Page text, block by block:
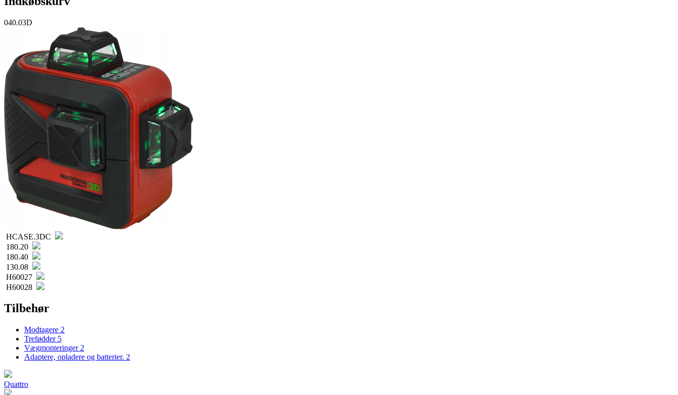
040.03D
HCASE.3DC
180.20
180.40
130.08
H60027
H60028
Tilbehør
Modtagere 2
Trefødder 5
Vægmonteringer 2
Adaptere, opladere og batterier. 2
Quattro